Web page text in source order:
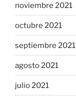
noviembre 2021
octubre 2021
septiembre 2021
agosto 2021
julio 2021